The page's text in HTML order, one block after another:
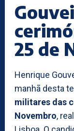
25 de
Henrique
manhã desta
militares das
Novembro,